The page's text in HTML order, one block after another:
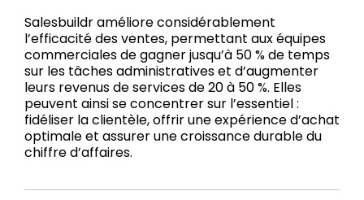
Salesbuildr améliore considérablement
l’efficacité des ventes, permettant aux équipes
commerciales de gagner jusqu’à 50 % de temps
sur les tâches administratives et d’augmenter
leurs revenus de services de 20 à 50 %. Elles
peuvent ainsi se concentrer sur l’essentiel :
fidéliser la clientèle, offrir une expérience d’achat
optimale et assurer une croissance durable du
chiffre d’affaires.